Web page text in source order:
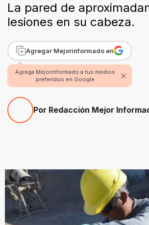
La pared de
lesiones en su cabeza.
Agregar Mejorinformado en
Agrega Mejorinformado a tus medios
preferidos en Google
Por Redacción Mejor